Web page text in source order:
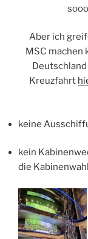
Aber ich
MSC machen
Kreuzfahrt
keine
kein
die